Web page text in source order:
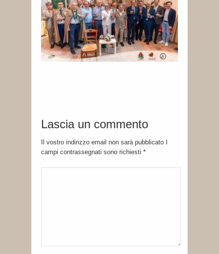
Lascia un commento
Il vostro indirizzo email non sarà pubblicato I
campi contrassegnati sono richiesti *